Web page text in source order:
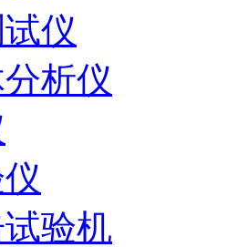
仪
析仪
验机